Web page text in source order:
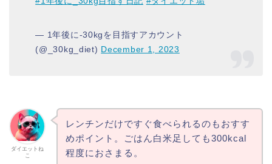
— 1年後に-30kgを目指すアカウント
(@_30kg_diet) December 1, 2023
ダイエットね
こ
レンチンだけですぐ食べられるのもおすす
めポイント。ごはん白米足しても300kcal
程度におさまる。